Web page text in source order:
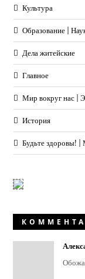
Культура
Образование |
Дела житейские
Главное
Мир вокруг нас |
История
Будьте здоровы!